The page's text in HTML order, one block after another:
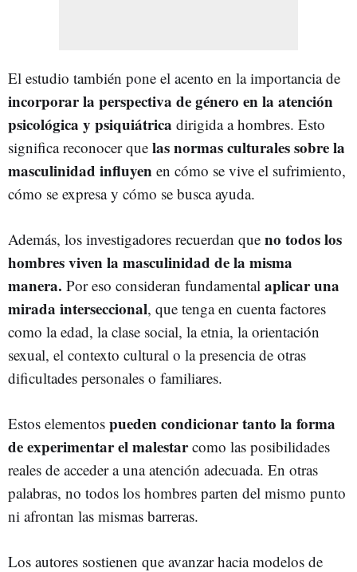
El estudio también pone el acento en la importancia de
incorporar la perspectiva de género en la atención
psicológica y psiquiátrica dirigida a hombres. Esto
significa reconocer que las normas culturales sobre la
masculinidad influyen en cómo se vive el sufrimiento,
cómo se expresa y cómo se busca ayuda.
Además, los investigadores recuerdan que no todos los
hombres viven la masculinidad de la misma
manera. Por eso consideran fundamental aplicar una
mirada interseccional, que tenga en cuenta factores
como la edad, la clase social, la etnia, la orientación
sexual, el contexto cultural o la presencia de otras
dificultades personales o familiares.
Estos elementos pueden condicionar tanto la forma
de experimentar el malestarcomo las posibilidades
reales de acceder a una atención adecuada. En otras
palabras, no todos los hombres parten del mismo punto
ni afrontan las mismas barreras.
Los autores sostienen que avanzar hacia modelos de